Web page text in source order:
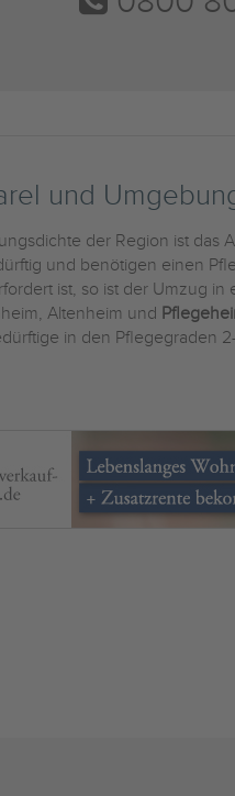
und
der Region ist
und benötigen einen
ist, so ist der Umzug
Altenheim und
in den Pflegegraden